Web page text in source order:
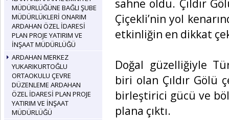
MÜDÜRLÜĞÜNE BAĞLI ŞUBE
MÜDÜRLÜKLERİ ONARIM
ARDAHAN ÖZEL İDARESİ
PLAN PROJE YATIRIM VE
İNŞAAT MÜDÜRLÜĞÜ
ARDAHAN MERKEZ
YUKARIKURTOĞLU
ORTAOKULU ÇEVRE
DÜZENLEME ARDAHAN
ÖZEL İDARESİ PLAN PROJE
YATIRIM VE İNŞAAT
MÜDÜRLÜĞÜ
sahne oldu. Çıldır
Çiçekli’nin yol
etkinliğin en dikkat
Doğal güzelliğiyle
biri olan Çıldır Gölü
birleştirici gücü ve
plana çıktı.